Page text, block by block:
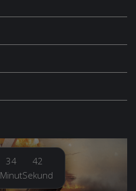
34
Minut
43
Sekund